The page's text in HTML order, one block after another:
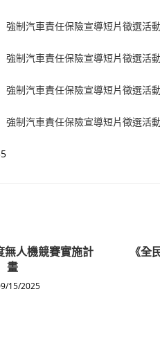
強制汽車責任保險宣導短片徵選活
強制汽車責任保險宣導短片徵選活
強制汽車責任保險宣導短片徵選活
強制汽車責任保險宣導短片徵選活
無人機競賽實施計
畫
15/2025
《